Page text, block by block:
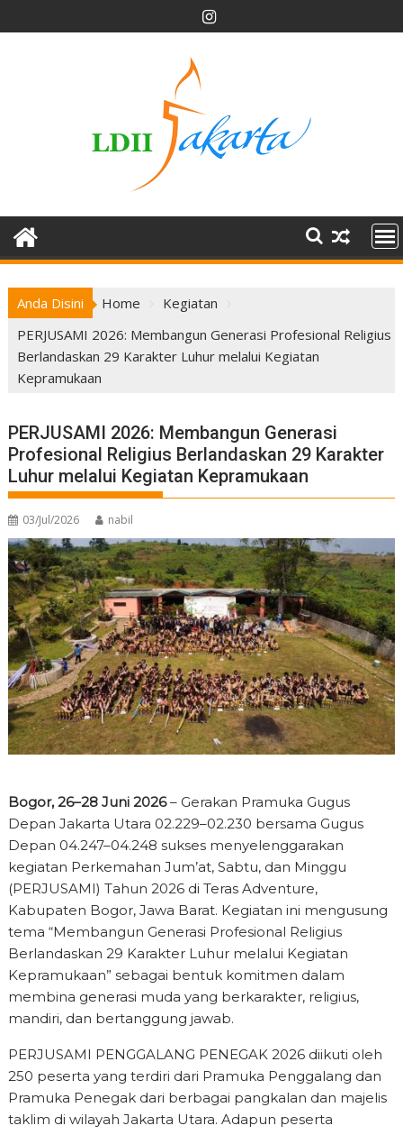
to
Anda Disini Home
Kegiatan
PERJUSAMI 2026: Membangun Generasi Profesional Religius
Berlandaskan 29 Karakter Luhur melalui Kegiatan
Kepramukaan
PERJUSAMI 2026: Membangun Generasi
Profesional Religius Berlandaskan 29 Karakter
Luhur melalui Kegiatan Kepramukaan
03/Jul/2026 nabil
Bogor, 26–28 Juni 2026– Gerakan Pramuka Gugus
Depan Jakarta Utara 02.229–02.230 bersama Gugus
Depan 04.247–04.248 sukses menyelenggarakan
kegiatan Perkemahan Jum’at, Sabtu, dan Minggu
(PERJUSAMI) Tahun 2026 di Teras Adventure,
Kabupaten Bogor, Jawa Barat. Kegiatan ini mengusung
tema “Membangun Generasi Profesional Religius
Berlandaskan 29 Karakter Luhur melalui Kegiatan
Kepramukaan” sebagai bentuk komitmen dalam
membina generasi muda yang berkarakter, religius,
mandiri, dan bertanggung jawab.
PERJUSAMI PENGGALANG PENEGAK 2026 diikuti oleh
250 peserta yang terdiri dari Pramuka Penggalang dan
Pramuka Penegak dari berbagai pangkalan dan majelis
taklim di wilayah Jakarta Utara. Adapun peserta